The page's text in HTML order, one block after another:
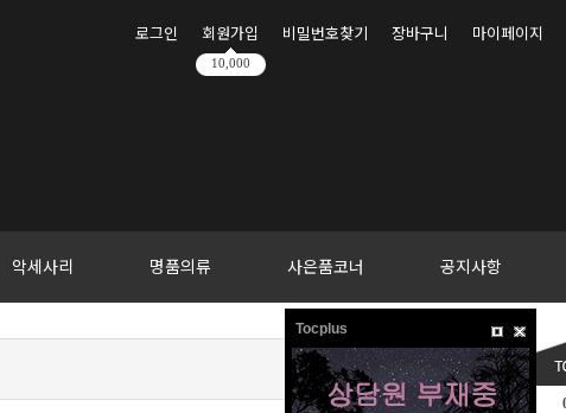
마이페이지
장바구니
비밀번호찾기
10,000
회원가입
로그인
악세사리 명품의류 사은품코너 공지사항
Tocplus